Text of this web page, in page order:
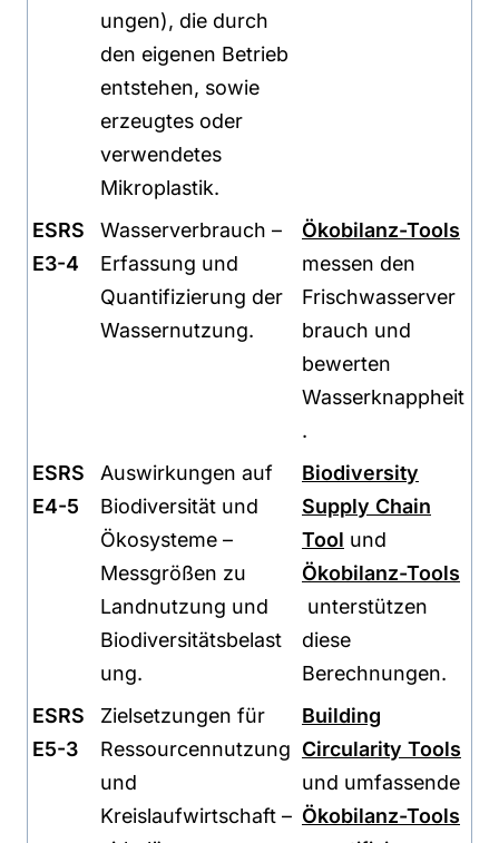
ungen), die durch
den eigenen Betrieb
entstehen, sowie
erzeugtes oder
verwendetes
Mikroplastik.
ESRS
E3-4
Wasserverbrauch –
Erfassung und
Quantifizierung der
Wassernutzung.
Ökobilanz-Tools
messen den
Frischwasserver
brauch und
bewerten
Wasserknappheit
.
ESRS
E4-5
Auswirkungen auf
Biodiversität und
Ökosysteme –
Messgrößen zu
Landnutzung und
Biodiversitätsbelast
ung.
Biodiversity
Supply Chain
Tool und
Ökobilanz-Tools
unterstützen
diese
Berechnungen.
ESRS
E5-3
Zielsetzungen für
Ressourcennutzung
und
Kreislaufwirtschaft –
Building
Circularity Tools
und umfassende
Ökobilanz-Tools